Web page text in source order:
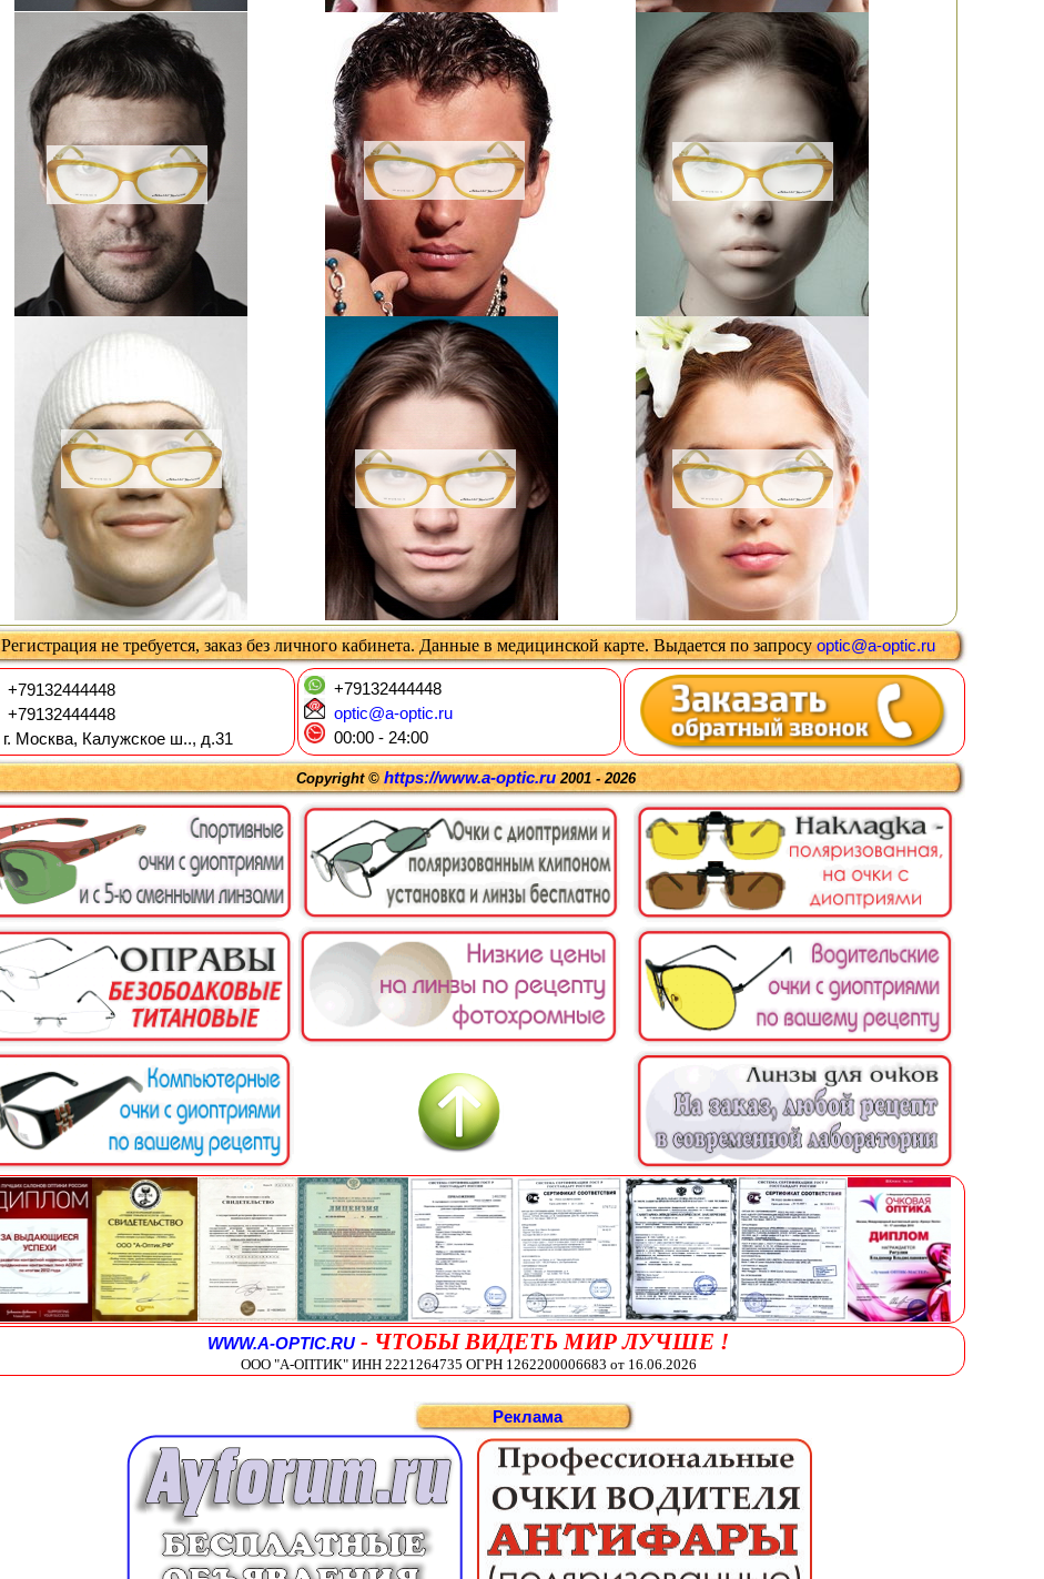
Регистрация не требуется, заказ без личного кабинета. Данные в медицинской карте. Выдается по запросуoptic@a-optic.ru
+79132444448
+79132444448
г. Москва, Калужское ш.., д.31
+79132444448
optic@a-optic.ru
00:00 - 24:00
Copyright © https://www.a-optic.ru 2001 - 2026
WWW.A-OPTIC.RU - ЧТОБЫ ВИДЕТЬ МИР ЛУЧШЕ !
ООО "А-ОПТИК" ИНН 2221264735 ОГРН 1262200006683 от 16.06.2026
Реклама